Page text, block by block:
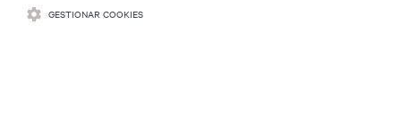
GESTIONAR COOKIES